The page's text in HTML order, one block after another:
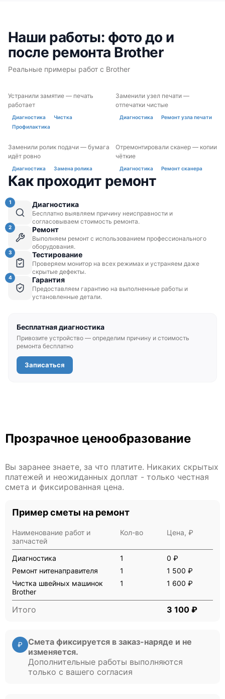
Наши работы: фото до и
после ремонта Brother
Реальные примеры работ с Brother
ДО ПОСЛЕ
Устранили замятие — печать
работает
Диагностика
Чистка
Профилактика
ДО
Заменили узел печати —
отпечатки чистые
Диагностика Ремонт узла печати
ДО ПОСЛЕ
Заменили ролик подачи — бумага
идёт ровно
Диагностика Замена ролика
ДО ПОСЛЕ
Отремонтировали сканер — копии
чёткие
Диагностика Ремонт сканера
Как проходит ремонт
1 Диагностика
Бесплатно выявляем причину неисправности и
согласовываем стоимость ремонта.
2 Ремонт
Выполняем ремонт с использованием профессионального
оборудования.
3 Тестирование
Проверяем монитор на всех режимах и устраняем даже
скрытые дефекты.
4 Гарантия
Предоставляем гарантию на выполненные работы и
установленные детали.
Бесплатная диагностика
Привозите устройство — определим причину и стоимость
ремонта бесплатно
Записаться
Прозрачное ценообразование
Вы заранее знаете, за что платите. Никаких скрытых
платежей и неожиданных доплат - только честная
смета и фиксированная цена.
Пример сметы на ремонт
Наименование работ и
запчастей
Кол-во Цена, ₽
Диагностика 1
0 ₽
Ремонт нитенаправителя
1
1 500 ₽
Чистка швейных машинок
Brother
1 1 600 ₽
Итого 3 100 ₽
₽
Смета фиксируется в заказ-наряде и не
изменяется.
Дополнительные работы выполняются
только с вашего согласия